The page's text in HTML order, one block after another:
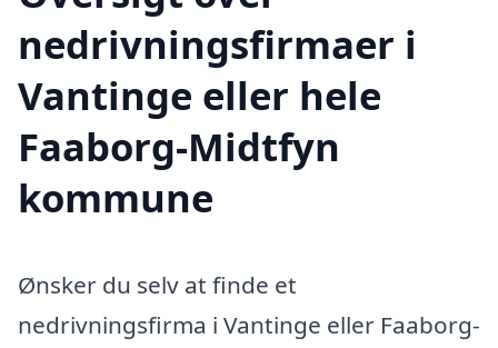
nedrivningsfirmaer i
Vantinge eller hele
Faaborg-Midtfyn
kommune
Ønsker du selv at finde et
nedrivningsfirma i Vantinge eller Faaborg-